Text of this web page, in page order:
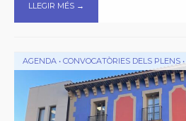
LLEGIR MÉS →
AGENDA • CONVOCATÒRIES DELS PLENS •